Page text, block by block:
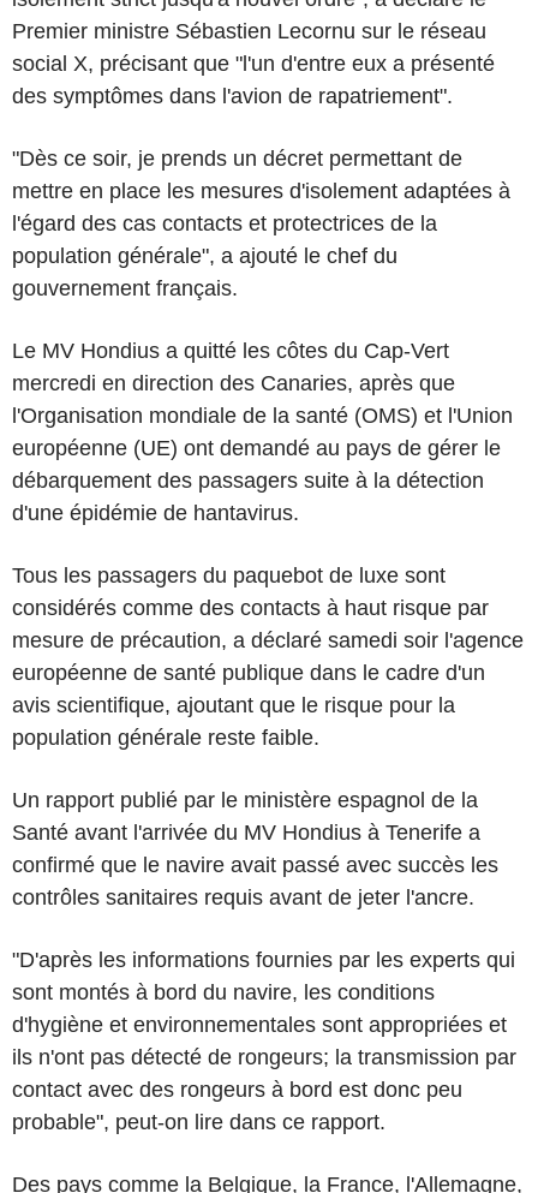
Premier ministre Sébastien Lecornu sur le réseau
social X, précisant que "l'un d'entre eux a présenté
des symptômes dans l'avion de rapatriement".
"Dès ce soir, je prends un décret permettant de
mettre en place les mesures d'isolement adaptées à
l'égard des cas contacts et protectrices de la
population générale", a ajouté le chef du
gouvernement français.
Le MV Hondius a quitté les côtes du Cap-Vert
mercredi en direction des Canaries, après que
l'Organisation mondiale de la santé (OMS) et l'Union
européenne (UE) ont demandé au pays de gérer le
débarquement des passagers suite à la détection
d'une épidémie de hantavirus.
Tous les passagers du paquebot de luxe sont
considérés comme des contacts à haut risque par
mesure de précaution, a déclaré samedi soir l'agence
européenne de santé publique dans le cadre d'un
avis scientifique, ajoutant que le risque pour la
population générale reste faible.
Un rapport publié par le ministère espagnol de la
Santé avant l'arrivée du MV Hondius à Tenerife a
confirmé que le navire avait passé avec succès les
contrôles sanitaires requis avant de jeter l'ancre.
"D'après les informations fournies par les experts qui
sont montés à bord du navire, les conditions
d'hygiène et environnementales sont appropriées et
ils n'ont pas détecté de rongeurs; la transmission par
contact avec des rongeurs à bord est donc peu
probable", peut-on lire dans ce rapport.
Des pays comme la Belgique, la France, l'Allemagne,